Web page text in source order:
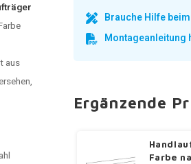
aus
Brauche Hilfe
Montageanleitung
Ergänzende
Farbe